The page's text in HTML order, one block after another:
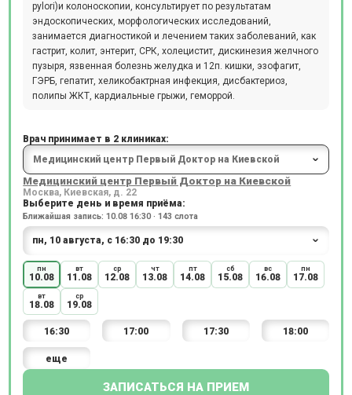
pylori)и колоноскопии, консультирует по результатам
эндоскопических, морфологических исследований,
занимается диагностикой и лечением таких заболеваний, как
гастрит, колит, энтерит, СРК, холецистит, дискинезия желчного
пузыря, язвенная болезнь желудка и 12п. кишки, эзофагит,
ГЭРБ, гепатит, хеликобактрная инфекция, дисбактериоз,
полипы ЖКТ, кардиальные грыжи, геморрой.
Врач принимает в 2 клиниках:
Медицинский центр Первый Доктор на Киевской
Москва, Киевская, д. 22
Выберите день и время приёма:
Ближайшая запись: 10.08 16:30 · 143 слота
пн
10.08
вт
11.08
ср
12.08
чт
13.08
пт
14.08
сб
15.08
вс
16.08
пн
17.08
вт
18.08
ср
19.08
16:30 17:00 17:30 18:00
еще
ЗАПИСАТЬСЯ НА ПРИЕМ